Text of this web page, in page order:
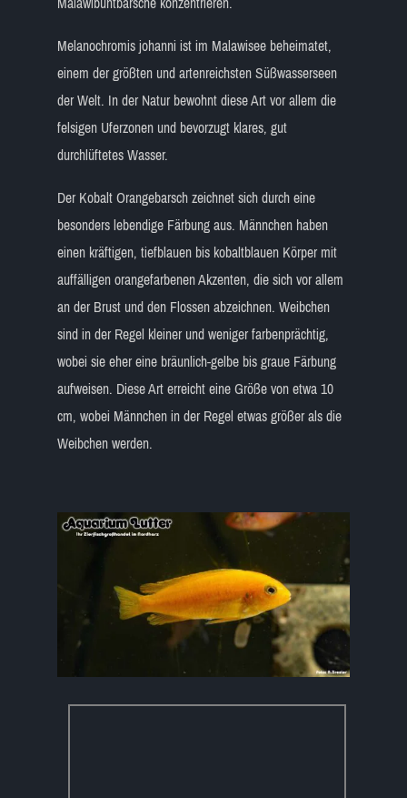
Melanochromis johanni ist im Malawisee beheimatet,
einem der größten und artenreichsten Süßwasserseen
der Welt. In der Natur bewohnt diese Art vor allem die
felsigen Uferzonen und bevorzugt klares, gut
durchlüftetes Wasser.
Der Kobalt Orangebarsch zeichnet sich durch eine
besonders lebendige Färbung aus. Männchen haben
einen kräftigen, tiefblauen bis kobaltblauen Körper mit
auffälligen orangefarbenen Akzenten, die sich vor allem
an der Brust und den Flossen abzeichnen. Weibchen
sind in der Regel kleiner und weniger farbenprächtig,
wobei sie eher eine bräunlich-gelbe bis graue Färbung
aufweisen. Diese Art erreicht eine Größe von etwa 10
cm, wobei Männchen in der Regel etwas größer als die
Weibchen werden.